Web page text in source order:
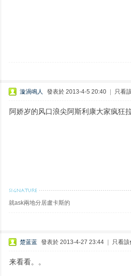
漩渦鳴人 發表於 2013-4-5 20:40 只看
阿娇岁的风口浪尖阿斯利康大家疯狂
就ask兩地分居盧卡斯的
楚蓝蓝 發表於 2013-4-27 23:44 只看該
来看看。。